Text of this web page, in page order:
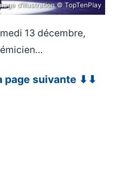
d’illustration © TopTenPlay
13 décembre,
page suivante ⬇⬇